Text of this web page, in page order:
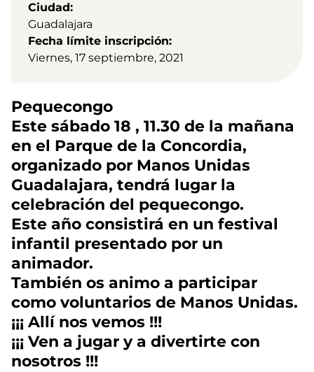
Ciudad
Guadalajara
Fecha límite inscripción
Viernes, 17 septiembre, 2021
Pequecongo
Este sábado 18 , 11.30 de la mañana
en el Parque de la Concordia,
organizado por Manos Unidas
Guadalajara, tendrá lugar la
celebración del pequecongo.
Este año consistirá en un festival
infantil presentado por un
animador.
También os animo a participar
como voluntarios de Manos Unidas.
¡¡¡ Allí nos vemos !!!
¡¡¡ Ven a jugar y a divertirte con
nosotros !!!